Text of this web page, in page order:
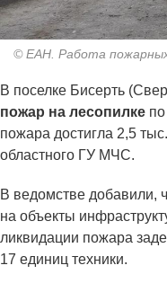
© ЕАН. Работа
В поселке Бисерть
пожар на лесопилке
пожара достигла 2,5
областного ГУ МЧС.
В ведомстве добавили,
на объекты
ликвидации пожара
17 единиц техники.